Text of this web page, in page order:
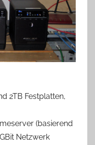
2TB Festplatten,
(basierend
Netzwerk